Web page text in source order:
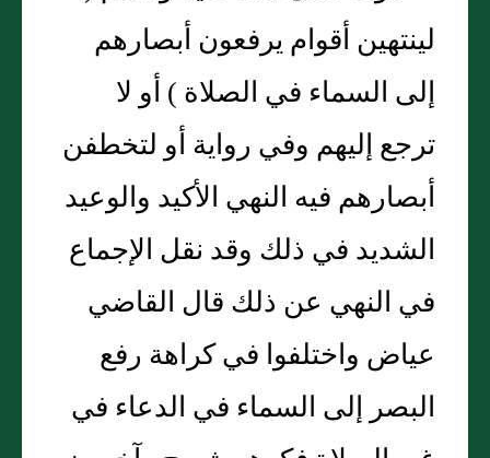
لينتهين أقوام يرفعون أبصارهم
إلى السماء في الصلاة ) أو لا
ترجع إليهم وفي رواية أو لتخطفن
أبصارهم فيه النهي الأكيد والوعيد
الشديد في ذلك وقد نقل الإجماع
في النهي عن ذلك قال القاضي
عياض واختلفوا في كراهة رفع
البصر إلى السماء في الدعاء في